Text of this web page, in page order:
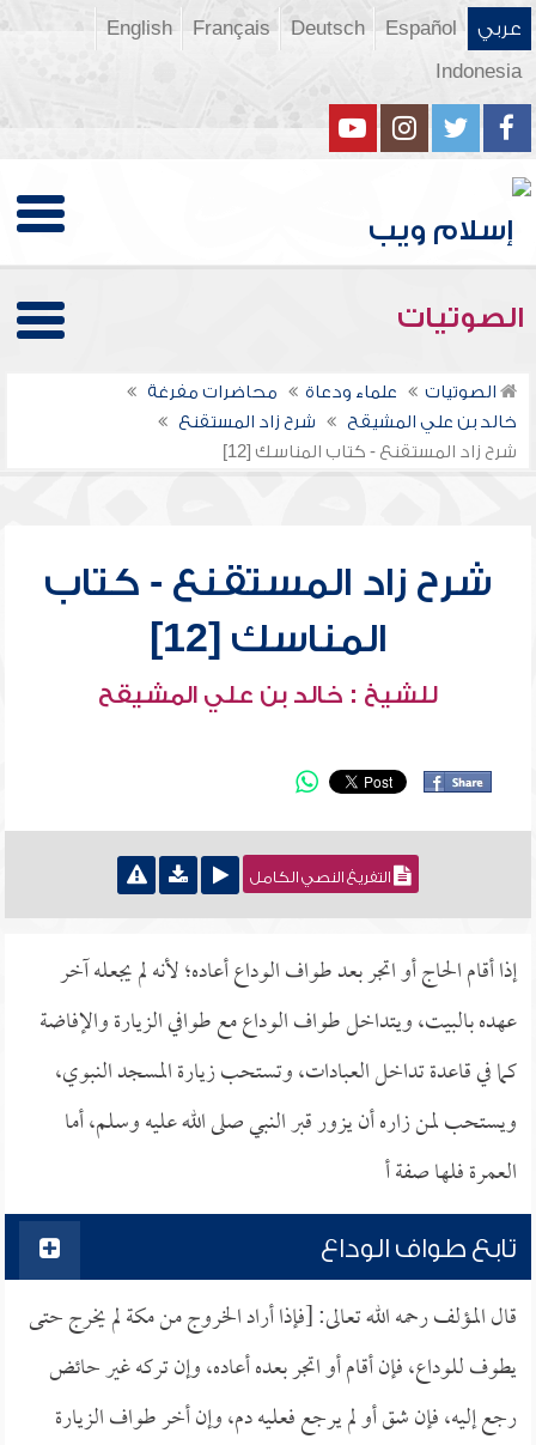
عربي Español
Deutsch
Français
English
Indonesia
الصوتيات
الصوتيات علماء ودعاة
محاضرات مفرغة
خالد بن علي المشيقح
شرح زاد المستقنع
شرح زاد المستقنع - كتاب المناسك [12]
شرح زاد المستقنع - كتاب
المناسك [12]
للشيخ : خالد بن علي المشيقح
التفريغ النصي الكامل
إذا أقام الحاج أو اتجر بعد طواف الوداع أعاده؛ لأنه لم يجعله آخر
عهده بالبيت، ويتداخل طواف الوداع مع طوافي الزيارة والإفاضة
كما في قاعدة تداخل العبادات، وتستحب زيارة المسجد النبوي،
ويستحب لمن زاره أن يزور قبر النبي صلى الله عليه وسلم، أما
العمرة فلها صفة أ
تابع طواف الوداع
قال المؤلف رحمه الله تعالى: [فإذا أراد الخروج من مكة لم يخرج حتى
يطوف للوداع، فإن أقام أو اتجر بعده أعاده، وإن تركه غير حائض
رجع إليه، فإن شق أو لم يرجع فعليه دم، وإن أخر طواف الزيارة